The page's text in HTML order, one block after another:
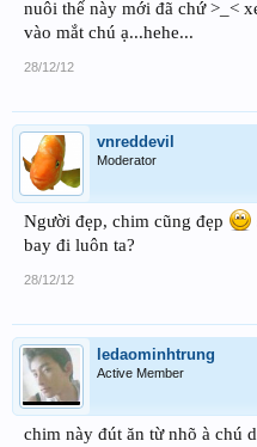
nuôi thế này mới đã chứ >_<
vào mắt chú ạ...hehe...
28/12/12
vnreddevil
Moderator
Người đẹp, chim cũng đẹp
bay đi luôn ta?
28/12/12
ledaominhtrung
Active Member
chim này đút ăn từ nhõ à chú